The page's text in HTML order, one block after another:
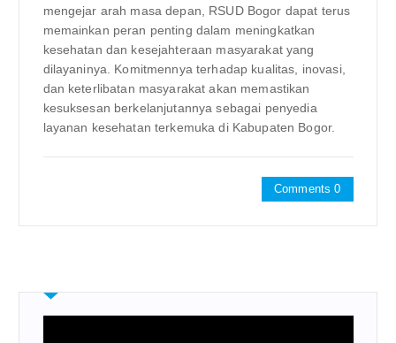
mengejar arah masa depan, RSUD Bogor dapat terus
memainkan peran penting dalam meningkatkan
kesehatan dan kesejahteraan masyarakat yang
dilayaninya. Komitmennya terhadap kualitas, inovasi,
dan keterlibatan masyarakat akan memastikan
kesuksesan berkelanjutannya sebagai penyedia
layanan kesehatan terkemuka di Kabupaten Bogor.
Comments 0